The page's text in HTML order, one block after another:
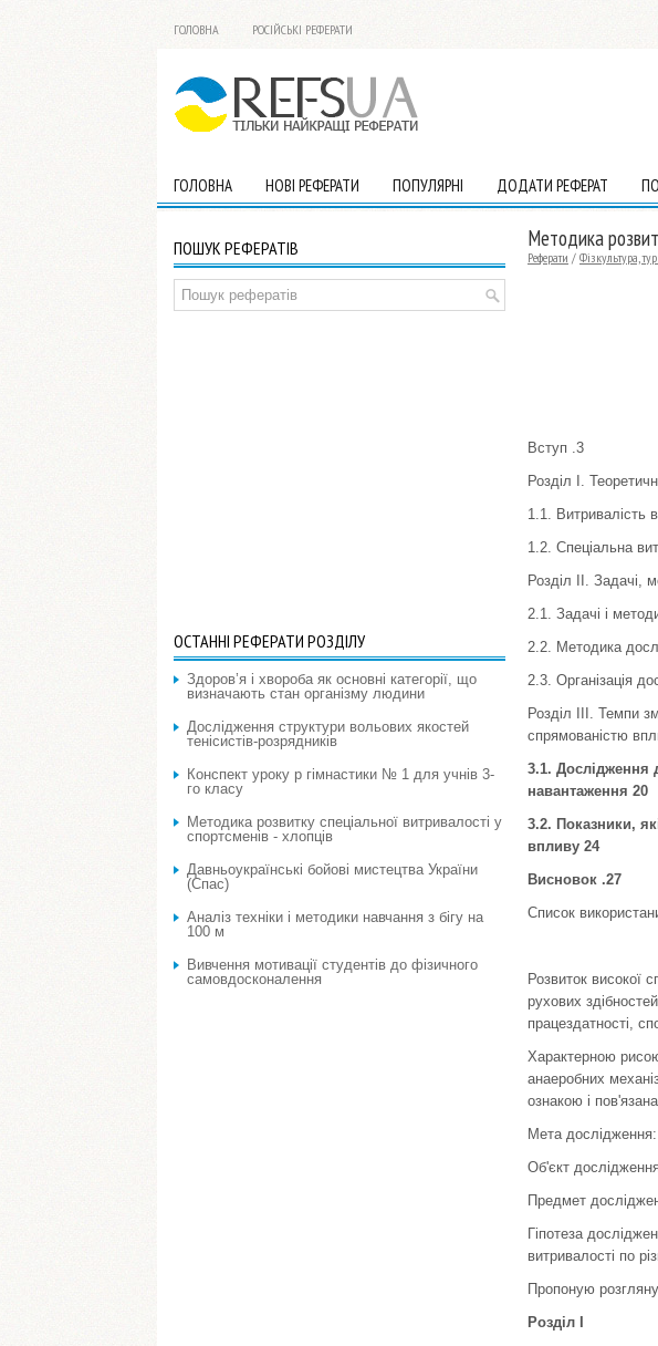
ГОЛОВНА РОСІЙСЬКІ РЕФЕРАТИ
ГОЛОВНА НОВІ РЕФЕРАТИ ПОПУЛЯРНІ ДОДАТИ РЕФЕРАТ
Методика
Реферати / Фізкультура,
Вступ .3
Розділ I.
1.1. Витривалість
1.2. Спеціальна
Розділ II. Задачі,
2.1. Задачі і
2.2. Методика
2.3. Організація
Розділ ІІІ. Темпи
спрямованістю
3.1. Дослідження
навантаження 20
3.2. Показники,
впливу 24
Висновок .27
Список
Розвиток високої
рухових
працездатності,
Характерною
анаеробних
ознакою і
Мета дослідження:
Об'єкт
Предмет
Гіпотеза
витривалості по
Пропоную
Розділ І
ПОШУК РЕФЕРАТІВ
ОСТАННІ РЕФЕРАТИ РОЗДІЛУ
Здоров’я і хвороба як основні категорії, що
визначають стан організму людини
Дослідження структури вольових якостей
тенісистів-розрядників
Конспект уроку p гімнастики № 1 для учнів 3-
го класу
Методика розвитку спеціальної витривалості у
спортсменів - хлопців
Давньоукраїнські бойові мистецтва України
(Спас)
Аналіз техніки і методики навчання з бігу на
100 м
Вивчення мотивації студентів до фізичного
самовдосконалення